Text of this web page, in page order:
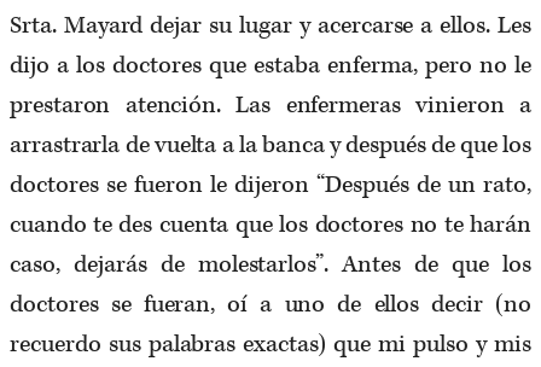
Srta. Mayard dejar su lugar y acercarse a ellos. Les
dijo a los doctores que estaba enferma, pero no le
prestaron atención. Las enfermeras vinieron a
arrastrarla de vuelta a la banca y después de que los
doctores se fueron le dijeron “Después de un rato,
cuando te des cuenta que los doctores no te harán
caso, dejarás de molestarlos”. Antes de que los
doctores se fueran, oí a uno de ellos decir (no
recuerdo sus palabras exactas) que mi pulso y mis